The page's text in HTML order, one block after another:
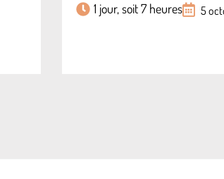
1 jour, soit 7 heures 5